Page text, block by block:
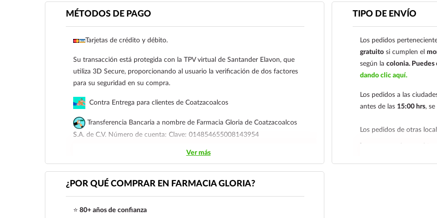
Su presentación de 75 g
llevar de viaje. Es un
todos los integrantes de
forma económica y
Métodos de pago
que utiliza 3D
factores para su
Contra Entrega
Transferencia
Coatzacoalcos S.A. de
MÉTODOS DE PAGO
Tarjetas de crédito y débito.
Su transacción está protegida con la TPV virtual de Santander Elavon, que
utiliza 3D Secure, proporcionando al usuario la verificación de dos factores
para su seguridad en su compra.
Contra Entrega para clientes de Coatzacoalcos
Transferencia Bancaria a nombre de Farmacia Gloria de Coatzacoalcos
S.A. de C.V. Número de cuenta: Clave: 014854655008143954
Para esta forma de pago el cliente deberá enviar su comprobante de pago a al
siguiente correo electrónico:ecommerce@farmaciagloria.mxo a nuestro
921 261 8491
Ver más
TIPO DE ENVÍO
Los pedidos
gratuitosi cumplen el
según la colonia.
dando clic aquí.
Los pedidos a las
antes de las 15:00 hrs, se
Los pedidos de otras
Tenemos dos tarifas
¿POR QUÉ COMPRAR EN FARMACIA GLORIA?
⭐ 80+ años de confianza